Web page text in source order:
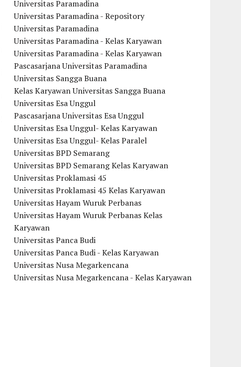
Universitas Paramadina
Universitas Paramadina - Repository
Universitas Paramadina
Universitas Paramadina - Kelas Karyawan
Universitas Paramadina - Kelas Karyawan
Pascasarjana Universitas Paramadina
Universitas Sangga Buana
Kelas Karyawan Universitas Sangga Buana
Universitas Esa Unggul
Pascasarjana Universitas Esa Unggul
Universitas Esa Unggul- Kelas Karyawan
Universitas Esa Unggul- Kelas Paralel
Universitas BPD Semarang
Universitas BPD Semarang Kelas Karyawan
Universitas Proklamasi 45
Universitas Proklamasi 45 Kelas Karyawan
Universitas Hayam Wuruk Perbanas
Universitas Hayam Wuruk Perbanas Kelas
Karyawan
Universitas Panca Budi
Universitas Panca Budi - Kelas Karyawan
Universitas Nusa Megarkencana
Universitas Nusa Megarkencana - Kelas Karyawan